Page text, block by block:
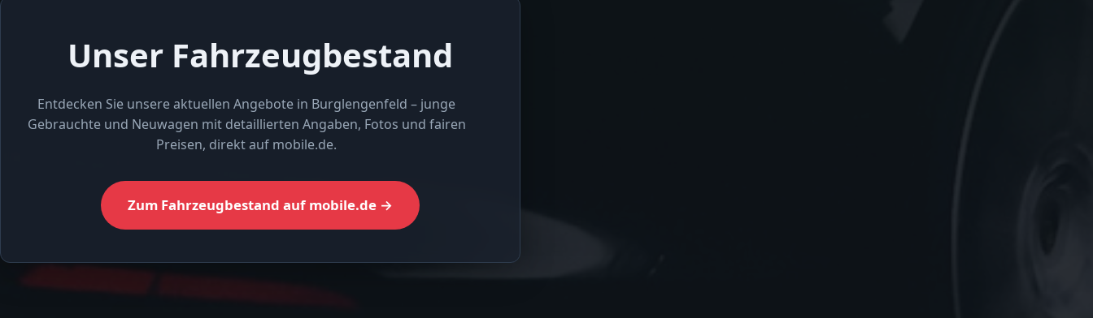
Unser Fahrzeugbestand
Entdecken Sie unsere aktuellen Angebote in Burglengenfeld – junge
Gebrauchte und Neuwagen mit detaillierten Angaben, Fotos und fairen
Preisen, direkt auf mobile.de.
Zum Fahrzeugbestand auf mobile.de →